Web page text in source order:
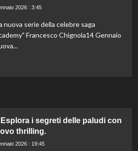
2026 : 3:45
nuova serie della celebre saga
Francesco Chignola14 Gennaio
i segreti delle paludi con
thrilling.
2026 : 19:45